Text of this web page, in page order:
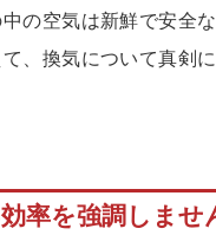
の空気は新鮮で安全
、換気について真剣
率を強調しませ